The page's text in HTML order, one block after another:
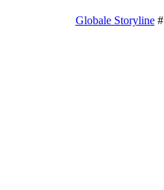
Globale Storyline#